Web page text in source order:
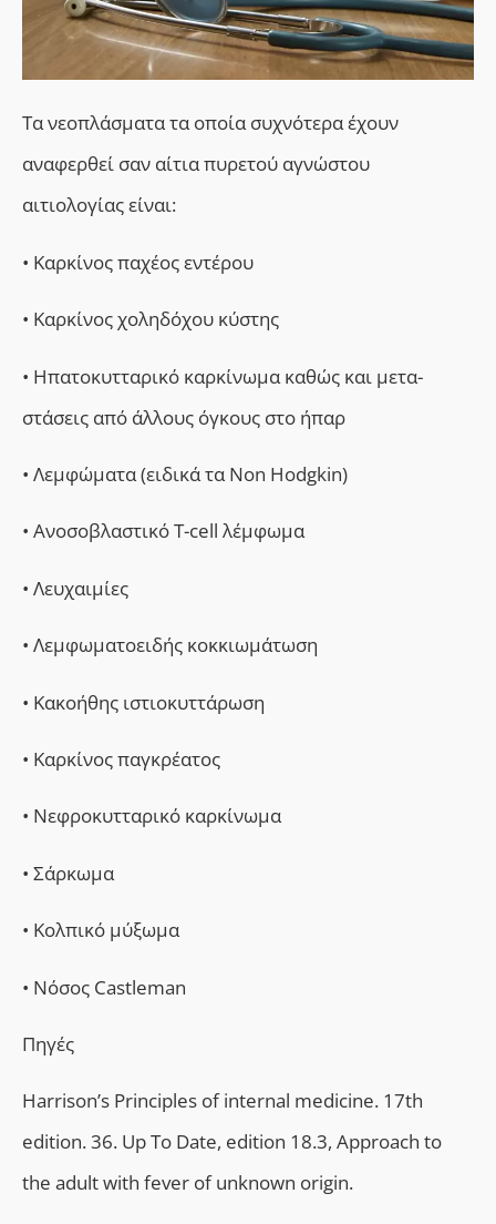
Τα νεοπλάσματα τα οποία συχνότερα έχουν
αναφερθεί σαν αίτια πυρετού αγνώστου
αιτιολογίας είναι:
• Καρκίνος παχέος εντέρου
• Καρκίνος χοληδόχου κύστης
• Ηπατοκυτταρικό καρκίνωμα καθώς και μετα-
στάσεις από άλλους όγκους στο ήπαρ
• Λεμφώματα (ειδικά τα Non Hodgkin)
• Ανοσοβλαστικό T-cell λέμφωμα
• Λευχαιμίες
• Λεμφωματοειδής κοκκιωμάτωση
• Κακοήθης ιστιοκυττάρωση
• Καρκίνος παγκρέατος
• Νεφροκυτταρικό καρκίνωμα
• Σάρκωμα
• Κολπικό μύξωμα
• Νόσος Castleman
Πηγές
Harrison’s Principles of internal medicine. 17th
edition. 36. Up To Date, edition 18.3, Approach to
the adult with fever of unknown origin.